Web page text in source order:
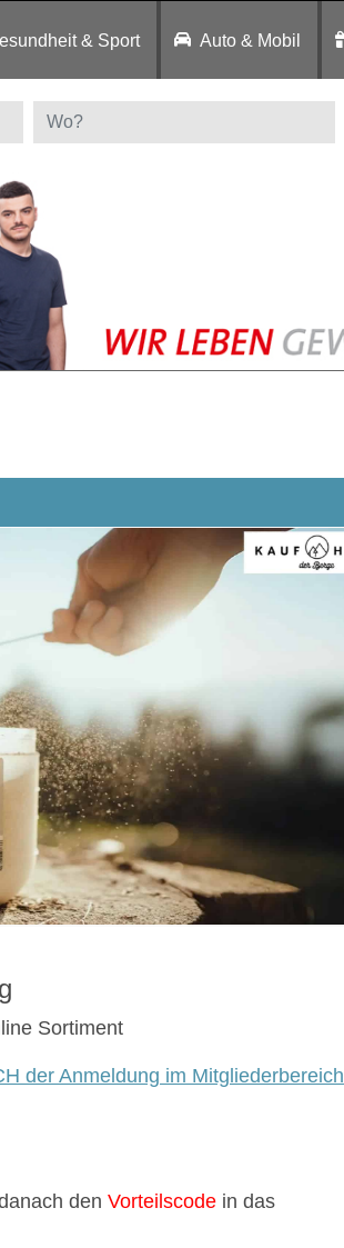
& Sport Auto & Mobil
Sortiment
der Anmeldung im Mitgliederbereich
den Vorteilscode in das